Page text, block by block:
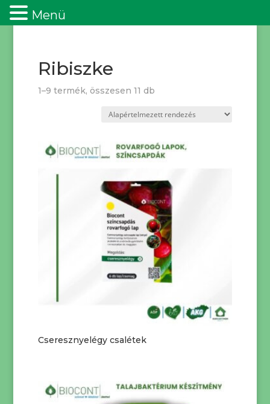
Ribiszke
1–9 termék, összesen 11 db
Cseresznyelégy csalétek
Menü